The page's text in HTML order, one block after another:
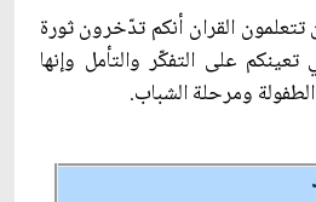
تتعلمون القران أنكم تدّخرون ثورة
على التفكّر والتأمل وإنها
ومرحلة الشباب.